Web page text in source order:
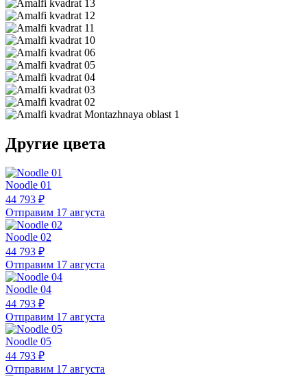
Другие цвета
Noodle 01
44 793 ₽
Отправим 17 августа
Noodle 02
44 793 ₽
Отправим 17 августа
Noodle 04
44 793 ₽
Отправим 17 августа
Noodle 05
44 793 ₽
Отправим 17 августа